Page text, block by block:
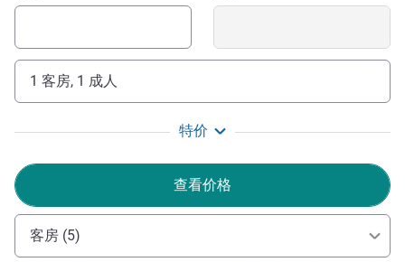
1 客房, 1 成人
特价
查看价格
客房 (5)